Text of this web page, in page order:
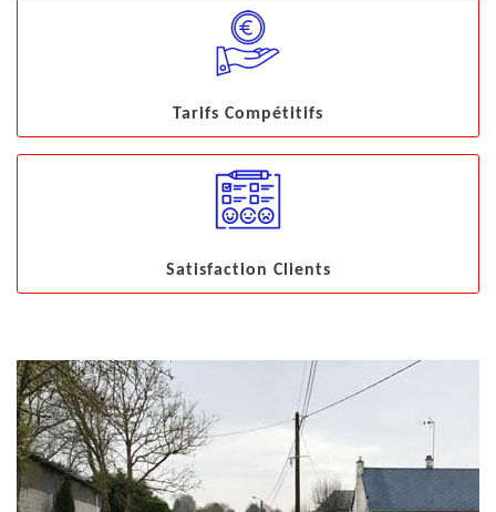
Tarifs Compétitifs
Satisfaction Clients